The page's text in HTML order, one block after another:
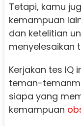
Tetapi, kamu
kemampuan
dan ketelitian
menyelesaikan
Kerjakan tes IQ
teman-
siapa yang
kemampuan